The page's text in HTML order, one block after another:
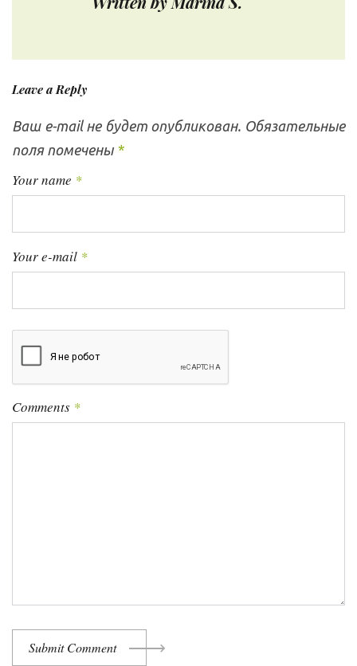
t
п
з
а
п
и
я
м
Leave a Reply
Ваш e-mail не будет опубликован. Обязательные
поля помечены *
Your name *
Your e-mail *
Comments *
Submit Comment